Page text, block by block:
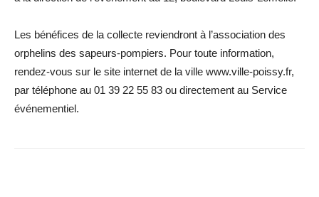
Les bénéfices de la collecte reviendront à l’association des
orphelins des sapeurs-pompiers. Pour toute information,
rendez-vous sur le site internet de la ville www.ville-poissy.fr,
par téléphone au 01 39 22 55 83 ou directement au Service
événementiel.